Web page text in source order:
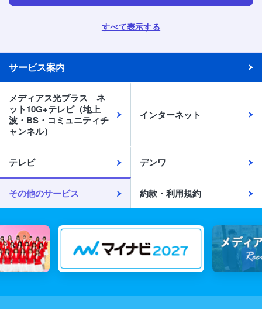
サービス案内
メディアス光プラス ネ
ット10G+テレビ（地上
波・BS・コミュニティチ
ャンネル）
インターネット
テレビ デンワ
その他のサービス 約款・利用規約
すべて表示する